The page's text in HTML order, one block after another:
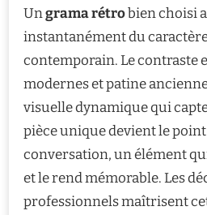
Ungrama rétrobien choisi
instantanément du
contemporain. Le contraste
modernes et patine
visuelle dynamique qui
pièce unique devient le point
conversation, un élément
et le rend mémorable. Les
professionnels maîtrisent